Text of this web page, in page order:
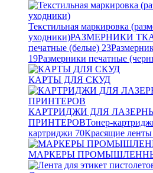
Текстильная маркировка
уходники)РАЗМЕРНИКИ
печатные (белые) 23
19Размерники печатные
КАРТЫ ДЛЯ СКУД
КАРТРИДЖИ ДЛЯ
ПРИНТЕРОВТонер-
картриджи 70Красящие ленты
МАРКЕРЫ